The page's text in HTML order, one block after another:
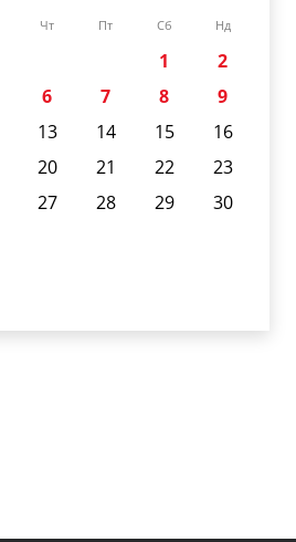
Чт Пт Сб Нд
1
2
6 7 8
9
13 14 15
16
20 21 22
23
27 28 29
30